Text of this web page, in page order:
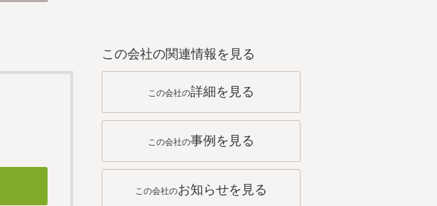
この会社の関連情報を見る
この会社の詳細を見る
この会社の事例を見る
この会社のお知らせを見る